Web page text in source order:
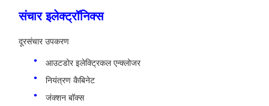
संचार इलेक्ट्रॉनिक्स
दूरसंचार उपकरण
आउटडोर इलेक्ट्रिकल एन्क्लोजर
नियंत्रण कैबिनेट
जंक्शन बॉक्स